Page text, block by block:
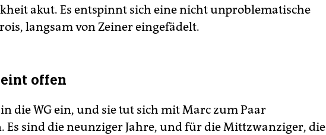
akut. Es entspinnt sich eine nicht unproblematische
langsam von Zeiner eingefädelt.
offen
die WG ein, und sie tut sich mit Marc zum Paar
Es sind die neunziger Jahre, und für die Mittzwanziger, die